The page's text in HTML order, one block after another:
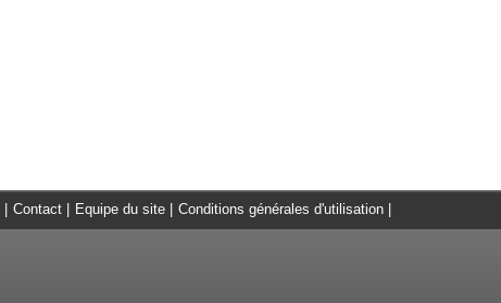
Contact Equipe du site Conditions générales d'utilisation